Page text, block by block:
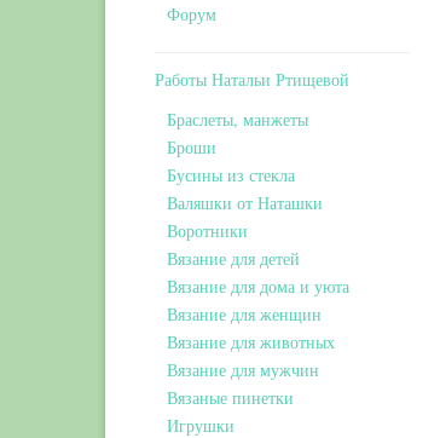
Форум
Работы Натальи Ртищевой
Браслеты, манжеты
Броши
Бусины из стекла
Валяшки от Наташки
Воротники
Вязание для детей
Вязание для дома и уюта
Вязание для женщин
Вязание для животных
Вязание для мужчин
Вязаные пинетки
Игрушки